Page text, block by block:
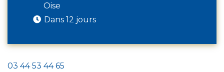
Oise
Dans 12 jours
03 44 53 44 65